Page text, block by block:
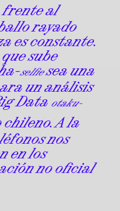
al
rayado
es constante.
sube
selfiesea una
un análisis
Data otaku-
A la
nos
en los
no oficial